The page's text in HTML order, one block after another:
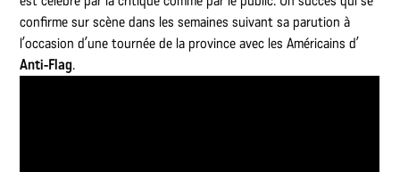
confirme sur scène dans les semaines suivant sa parution à
l’occasion d’une tournée de la province avec les Américains d’
Anti-Flag.